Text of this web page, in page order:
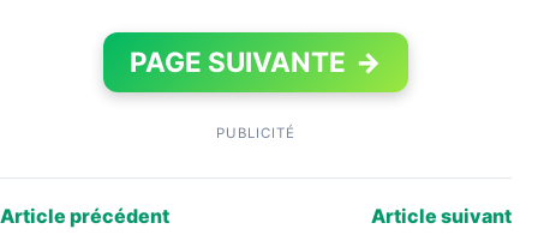
PAGE SUIVANTE →
PUBLICITÉ
Article précédent Article suivant